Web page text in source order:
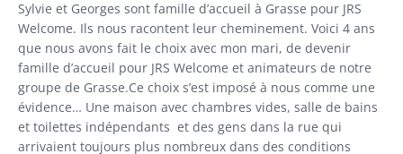
Sylvie et Georges sont famille d’accueil à Grasse pour JRS
Welcome. Ils nous racontent leur cheminement. Voici 4 ans
que nous avons fait le choix avec mon mari, de devenir
famille d’accueil pour JRS Welcome et animateurs de notre
groupe de Grasse.Ce choix s’est imposé à nous comme une
évidence… Une maison avec chambres vides, salle de bains
et toilettes indépendants et des gens dans la rue qui
arrivaient toujours plus nombreux dans des conditions
FAMILLE
D’ACCUEIL
JRS
WELCOME